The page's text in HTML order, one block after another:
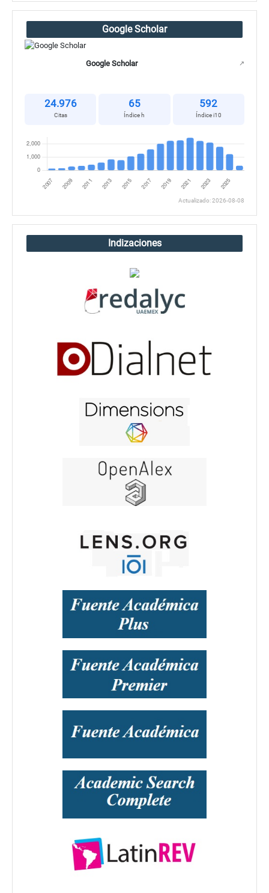
Google Scholar
Google Scholar ↗
24.976
Citas
65
Índice h
592
Índice i10
Actualizado: 2026-08-08
Indizaciones